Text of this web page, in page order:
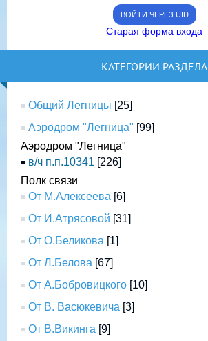
ВОЙТИ ЧЕРЕЗ UID
Старая форма входа
КАТЕГОРИИ РАЗДЕЛА
Общий Легницы [25]
Аэродром "Легница" [99]
Аэродром "Легница"
в/ч п.п.10341 [226]
Полк связи
От М.Алексеева [6]
От И.Атрясовой [31]
От О.Беликова [1]
От Л.Белова [67]
От А.Бобровицкого [10]
От В. Васюкевича [3]
От В.Викинга [9]